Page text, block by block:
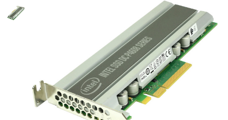
Жорсткі диски та SSD
Блоки живлення
Контролери RAID
Кулери та системи охолодження